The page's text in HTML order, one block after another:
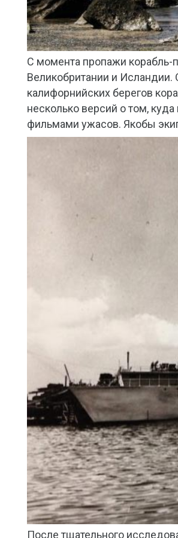
С момента пропажи
Великобритании и Исландии.
калифорнийских берегов
несколько версий о том,
фильмами ужасов. Якобы
После тщательного